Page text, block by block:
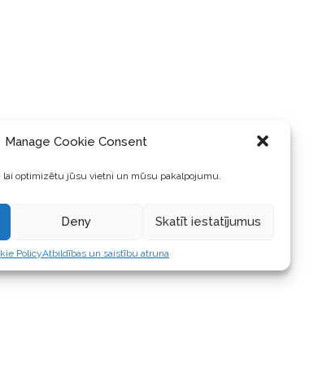
Manage Cookie Consent
lai optimizētu jūsu vietni un mūsu pakalpojumu.
Deny Skatīt iestatījumus
PolicyAtbildības un saistību atruna